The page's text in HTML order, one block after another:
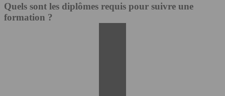
Quels sont les diplômes requis pour suivre une
formation ?